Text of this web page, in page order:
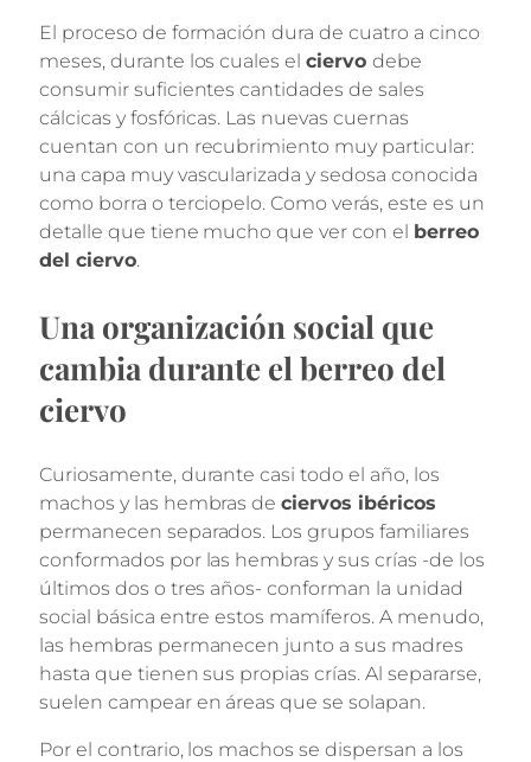
El proceso de formación dura de cuatro a cinco
meses, durante los cuales elciervo debe
consumir suficientes cantidades de sales
cálcicas y fosfóricas. Las nuevas cuernas
cuentan con un recubrimiento muy particular:
una capa muy vascularizada y sedosa conocida
como borra o terciopelo. Como verás, este es un
detalle que tiene mucho que ver con el berreo
del ciervo.
Una organización social que
cambia durante el berreo del
ciervo
Curiosamente, durante casi todo el año, los
machos y las hembras deciervos ibéricos
permanecen separados. Los grupos familiares
conformados por las hembras y sus crías -de los
últimos dos o tres años- conforman la unidad
social básica entre estos mamíferos. A menudo,
las hembras permanecen junto a sus madres
hasta que tienen sus propias crías. Al separarse,
suelen campear en áreas que se solapan.
Por el contrario, los machos se dispersan a los